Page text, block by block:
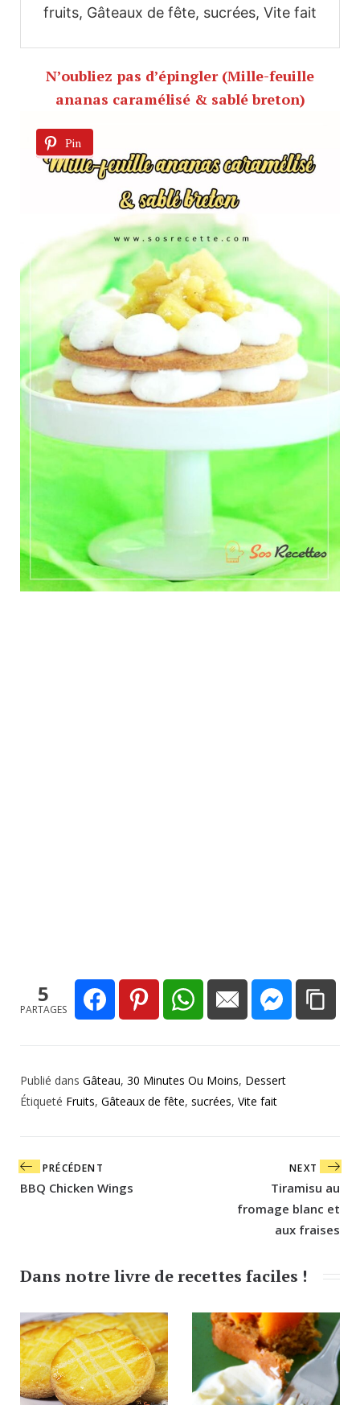
fruits, Gâteaux de fête, sucrées, Vite fait
N’oubliez pas d’épingler (Mille-feuille
ananas caramélisé & sablé breton)
Pin
5
PARTAGES
Publié dans Gâteau, 30 Minutes Ou Moins, Dessert
Étiqueté Fruits, Gâteaux de fête, sucrées, Vite fait
Navigation
de
PRÉCÉDENT
BBQ Chicken Wings
NEXT
Tiramisu au
fromage blanc et
aux fraises
Dans notre livre de recettes faciles !